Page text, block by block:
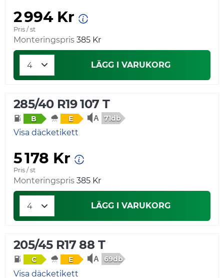
2 994 Kr
Pris / st
Monteringspris 385 Kr
LÄGG I VARUKORG
285/40 R19 107 T
B E 71db
Visa däcketikett
5 178 Kr
Pris / st
Monteringspris 385 Kr
LÄGG I VARUKORG
205/45 R17 88 T
C E 69db
Visa däcketikett